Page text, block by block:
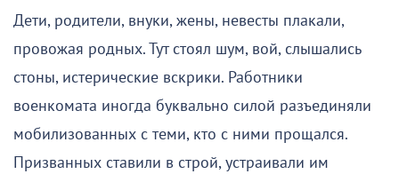
Дети, родители, внуки, жены, невесты плакали,
провожая родных. Тут стоял шум, вой, слышались
стоны, истерические вскрики. Работники
военкомата иногда буквально силой разъединяли
мобилизованных с теми, кто с ними прощался.
Призванных ставили в строй, устраивали им